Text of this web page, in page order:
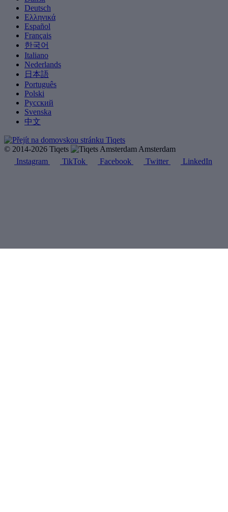
Deutsch
Ελληνικά
Español
Français
한국어
Italiano
Nederlands
日本語
Português
Polski
Русский
Svenska
中文
© 2014-2026 Tiqets
Amsterdam
Instagram
TikTok Facebook Twitter LinkedIn